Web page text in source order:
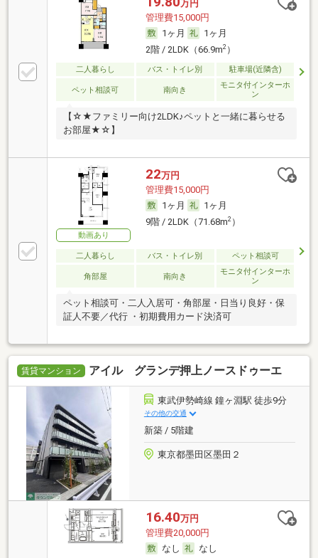
万円
管理費15,000円
1ヶ月
1ヶ月
2階 / 2LDK（66.9m2）
二人暮らし バス・トイレ別 駐車場(近隣含)
ペット相談可 南向き
モニタ付インターホ
ン
【☆★ファミリー向け2LDK♪ペットと一緒に暮らせる
お部屋★☆】
動画あり
22万円
管理費15,000円
1ヶ月
1ヶ月
9階 / 2LDK（71.68m2）
二人暮らし バス・トイレ別 ペット相談可
角部屋 南向き
モニタ付インターホ
ン
ペット相談可・二人入居可・角部屋・日当り良好・保
証人不要／代行 ・初期費用カード決済可
賃貸マンション アイル グランデ押上ノースドゥーエ
東武伊勢崎線 鐘ヶ淵駅 徒歩9分
その他の交通
新築 / 5階建
東京都墨田区墨田２
16.40万円
管理費20,000円
なし
なし